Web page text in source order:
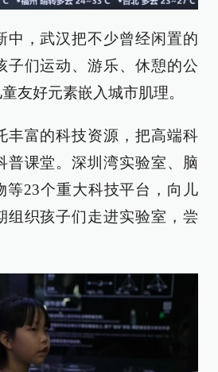
中，武汉把不少曾经闲置的
子们运动、游乐、休憩的公
友好元素嵌入城市肌理。
丰富的科技资源，把高端科
普课堂。深圳湾实验室、脑
等23个重大科技平台，向儿
组织孩子们走进实验室，尝